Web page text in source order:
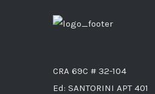
CRA 69C # 32-104
Ed: SANTORINI APT 401